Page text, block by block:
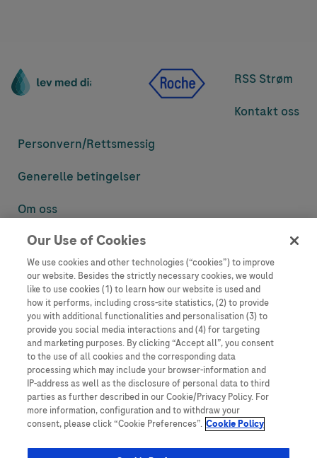
RSS Strøm
Kontakt oss
Personvern/Rettsmessig
Generelle betingelser
Om oss
Denne nettsiden inneholder informasjon som er målsatt til en stor
informasjon som ellers ikke er tilgjengelig eller gyldig i ditt land.
Vennligst vær oppmerksom på at vi ikke tar noe ansvar for tilgang til
informasjon som muligens ikke er i samsvar med noen gyldig juridisk
prosess, regulering, registrering eller bruk i bostedslandet ditt.
Roche har ikke alltid mulighet til å kvalitetssikre andres innlegg, men
vil fjerne villedende eller upassende innlegg så langt det lar seg gjøre.
Vi har ikke ansvar for innhold på eksterne nettsider som det lenkes til.
Kopiering av materiale fra dette nettstedet for bruk annet sted er ikke
tillatt uten avtale. Nettstedet selger plass til annonsører, og slikt
innhold er merket.
Dette nettstedet er ikke beregnet for å rapportere bivirkninger eller
Our Use of Cookies
We use cookies and other technologies (“cookies”) to improve
our website. Besides the strictly necessary cookies, we would
like to use cookies (1) to learn how our website is used and
how it performs, including cross-site statistics, (2) to provide
you with additional functionalities and personalisation (3) to
provide you social media interactions and (4) for targeting
and marketing purposes. By clicking “Accept all”, you consent
to the use of all cookies and the corresponding data
processing which may include your browser-information and
IP-address as well as the disclosure of personal data to third
parties as further described in our Cookie/Privacy Policy. For
more information, configuration and to withdraw your
consent, please click “Cookie Preferences”. Cookie Policy